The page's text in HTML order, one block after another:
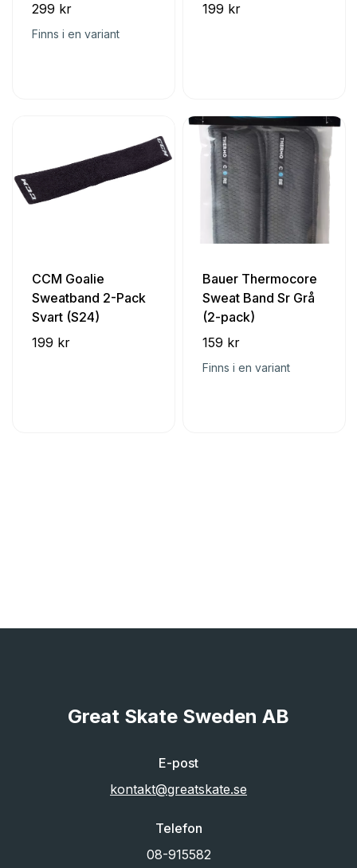
299 kr
Finns i en variant
199 kr
CCM Goalie
Sweatband 2-Pack
Svart (S24)
199 kr
Bauer Thermocore
Sweat Band Sr Grå
(2-pack)
159 kr
Finns i en variant
Great Skate Sweden AB
E-post
kontakt@greatskate.se
Telefon
08-915582